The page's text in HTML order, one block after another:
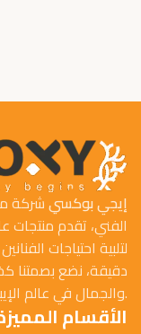
إيجي بوكسيشركة
الفني، تقدم منتجات
لتلبية احتياجات
دقيقة، نضع بصمتنا
والجمال في عالم الإيبوكسي داخل مصر وخارجها.
الأقسام